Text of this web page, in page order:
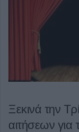
Ξεκινά την
αιτήσεων για